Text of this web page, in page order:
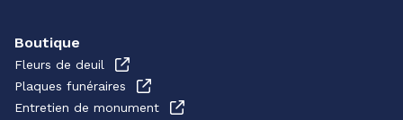
Boutique
Fleurs de deuil
Plaques funéraires
Entretien de monument